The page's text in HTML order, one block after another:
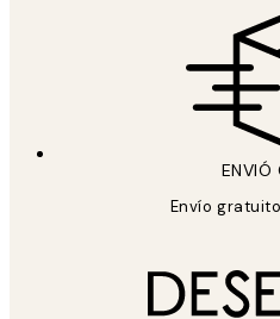
ENVIÓ
Envío